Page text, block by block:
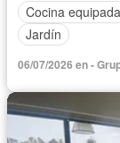
Cocina equipada
Jardín
06/07/2026 en -